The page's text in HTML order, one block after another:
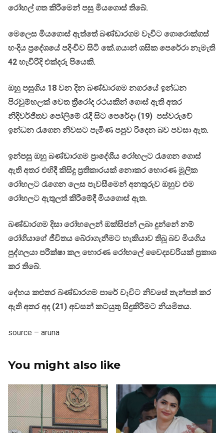
රෝහල් ගත කිරීමෙන් පසු මියගොස් තිබේ.
මෙලෙස මියගොස් ඇත්තේ බණ්ඩාරගම වෑවිට ගොරොක්ගස්
හංදිය ප්‍රදේශයේ පදිංචිව සිටි කේ.ගයාන් ශසික පෙරේරා නැමැති
42 හැවිරිදි එක්දරු පියෙකි.
ඔහු පසුගිය 18 වන දින බණ්ඩාරගම නගරයේ ඉන්ධන
පිරවුම්හලක් වෙත ත්‍රීරෝද රථයකින් ගොස් ඇති අතර
නිදිවර්ජිතව පෝලිමේ රැදී සිට පෙරේදා (19) පස්වරුවේ
ඉන්ධන රැගෙන නිවසට පැමිණ පපුව රිදෙන බව පවසා ඇත.
ඉන්පසු ඔහු බණ්ඩාරගම ප්‍රාදේශීය රෝහලට රැගෙන ගොස්
ඇති අතර එහිදී කිසිදු ප්‍රතිකාරයක් නොකර හොරණ මූලික
රෝහලට රැගෙන ලෙස පැවසීමෙන් අනතුරුව ඔහුව එම
රෝහලට ඇතුලත් කිරීමේදී මියගොස් ඇත.
බණ්ඩාරගම දිසා රෝහලෙන් ඔක්සිජන් ලබා දුන්නේ නම්
රෝගියාගේ ජීවිතය බේරාගැනීමට හැකියාව තිබූ බව මියගිය
පුද්ගලයා පරීක්ෂා කල හොරණ රෝහලේ වෛද්‍යවරියක් ප්‍රකාශ
කර තිබේ.
දේහය කළුතර බණ්ඩාරගම පාරේ වෑවිට නිවසේ තැන්පත් කර
ඇති අතර අද (21) අවසන් කටයුතු සිදුකිරීමට නියමිතය.
source – aruna
You might also like